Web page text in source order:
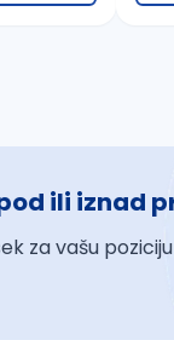
ili iznad
za vašu poziciju